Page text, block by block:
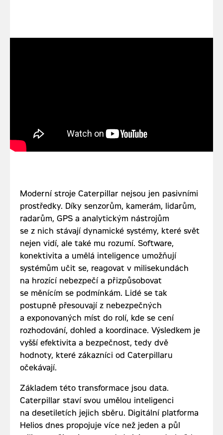
Moderní stroje Caterpillar nejsou jen pasivními
prostředky. Díky senzorům, kamerám, lidarům,
radarům, GPS a analytickým nástrojům
se z nich stávají dynamické systémy, které svět
nejen vidí, ale také mu rozumí. Software,
konektivita a umělá inteligence umožňují
systémům učit se, reagovat v milisekundách
na hrozící nebezpečí a přizpůsobovat
se měnícím se podmínkám. Lidé se tak
postupně přesouvají z nebezpečných
a exponovaných míst do rolí, kde se cení
rozhodování, dohled a koordinace. Výsledkem je
vyšší efektivita a bezpečnost, tedy dvě
hodnoty, které zákazníci od Caterpillaru
očekávají.
Základem této transformace jsou data.
Caterpillar staví svou umělou inteligenci
na desetiletích jejich sběru. Digitální platforma
Helios dnes propojuje více než jeden a půl